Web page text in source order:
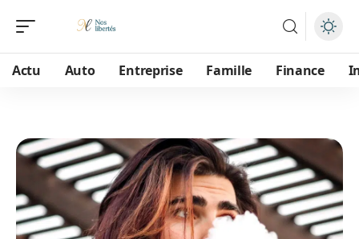
Actu Auto Entreprise Famille Finance